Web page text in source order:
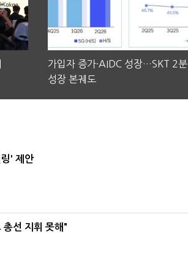
가입자 증가·AIDC 성장…SKT 2
성장 본궤도
' 제안
선 지휘 못해"